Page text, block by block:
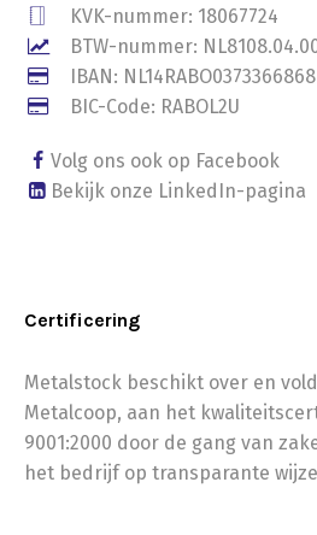
KVK-nummer: 18067724
BTW-nummer:
IBAN: NL14RABO0373366868
BIC-Code: RABOL2U
Volg ons ook op Facebook
Bekijk onze LinkedIn-pagina
Certificering
Metalstock beschikt over en
Metalcoop, aan het
9001:2000 door de gang van
het bedrijf op transparante